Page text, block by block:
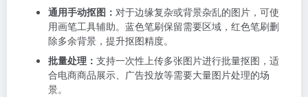
通用手动抠图： 对于边缘复杂或背景杂乱的图片，可使
用画笔工具辅助。蓝色笔刷保留需要区域，红色笔刷删
除多余背景，提升抠图精度。
批量处理： 支持一次性上传多张图片进行批量抠图，适
合电商商品展示、广告投放等需要大量图片处理的场
景。